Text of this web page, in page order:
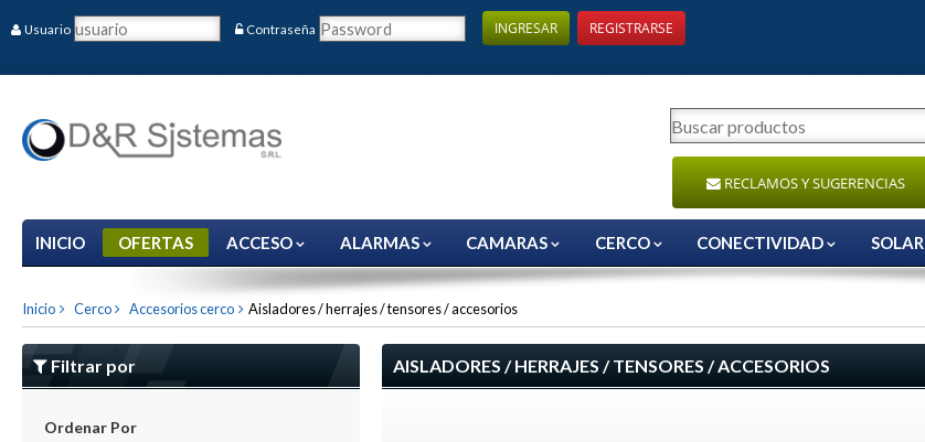
Usuario Contraseña INGRESAR REGISTRARSE
RECLAMOS Y SUGERENCIAS
INICIO OFERTAS ACCESO ALARMAS CAMARAS CERCO CONECTIVIDAD SOLAR
Inicio Cerco Accesorios cerco Aisladores / herrajes / tensores / accesorios
Filtrar por
Ordenar Por
AISLADORES / HERRAJES / TENSORES / ACCESORIOS